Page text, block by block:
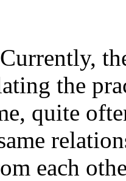
Currently,
the
quite
each